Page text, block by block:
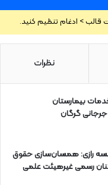
نظرات
بیمارستان
گرگان
رازی: همسان‌سازی حقوق
رسمی غیرهیئت علمی